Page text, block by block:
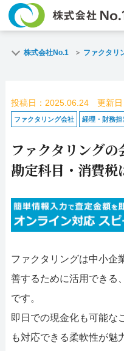
よくある質問
企業情報
名古屋支店HP
お電話で
お問合せ
名古屋支店直通
052-414-4107
ファクタリング
株式会社No.1 ファクタリ
投稿日：2025.06.24 更新日
ファクタリング会社 経理・財務担
ファクタリングの
勘定科目・消費税
ファクタリングは中小企
善するために活用できる
です。
即日での現金化も可能な
も対応できる柔軟性が魅